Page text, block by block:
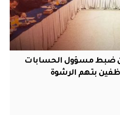
ضبط مسؤول الحسابات
بتهم الرشوة